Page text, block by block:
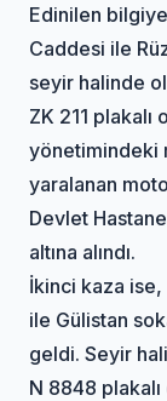
Edinilen
Caddesi ile
seyir halinde
ZK 211
yönetimindeki
yaralanan
Devlet
altına alındı.
İkinci kaza
ile Gülistan
geldi. Seyir
N 8848